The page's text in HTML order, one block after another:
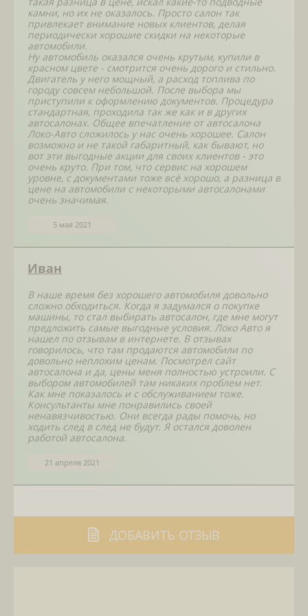
ДОБАВИТЬ ОТЗЫВ
камни, но их не оказалось. Просто салон так
привлекает внимание новых клиентов, делая
периодически хорошие скидки на некоторые
автомобили.
Ну автомобиль оказался очень крутым, купили в
красном цвете - смотрится очень дорого и стильно.
Двигатель у него мощный, а расход топлива по
городу совсем небольшой. После выбора мы
приступили к оформлению документов. Процедура
стандартная, проходила так же как и в других
автосалонах. Общее впечатление от автосалона
Локо-Авто сложилось у нас очень хорошее. Салон
возможно и не такой габаритный, как бывают, но
вот эти выгодные акции для своих клиентов - это
очень круто. При том, что сервис на хорошем
уровне, с документами тоже всё хорошо, а разница в
цене на автомобили с некоторыми автосалонами
очень значимая.
5 мая 2021
Иван
В наше время без хорошего автомобиля довольно
сложно обходиться. Когда я задумался о покупке
машины, то стал выбирать автосалон, где мне могут
предложить самые выгодные условия. Локо Авто я
нашел по отзывам в интернете. В отзывах
говорилось, что там продаются автомобили по
довольно неплохим ценам. Посмотрел сайт
автосалона и да, цены меня полностью устроили. С
выбором автомобилей там никаких проблем нет.
Как мне показалось и с обслуживанием тоже.
Консультанты мне понравились своей
ненавязчивостью. Они всегда рады помочь, но
ходить след в след не будут. Я остался доволен
работой автосалона.
21 апреля 2021